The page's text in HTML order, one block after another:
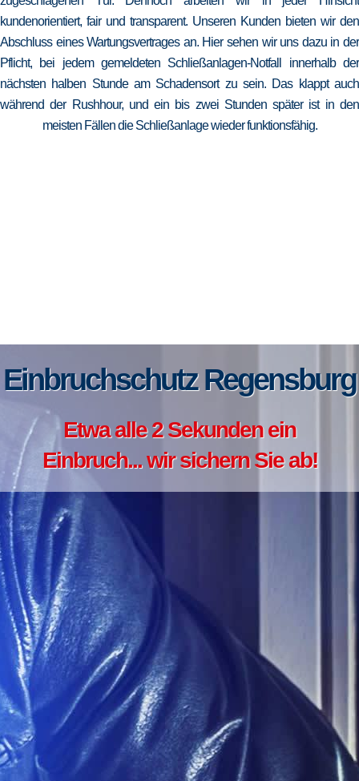
kundenorientiert, fair und transparent. Unseren Kunden bieten wir den
Abschluss eines Wartungsvertrages an. Hier sehen wir uns dazu in der
Pflicht, bei jedem gemeldeten Schließanlagen-Notfall innerhalb der
nächsten halben Stunde am Schadensort zu sein. Das klappt auch
während der Rushhour, und ein bis zwei Stunden später ist in den
meisten Fällen die Schließanlage wieder funktionsfähig.
Einbruchschutz Regensburg
Etwa alle 2 Sekunden ein
Einbruch... wir sichern Sie ab!